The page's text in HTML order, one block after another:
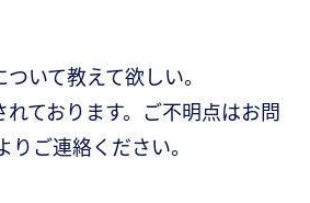
いて教えて欲しい。
れております。ご不明点はお問
ご連絡ください。